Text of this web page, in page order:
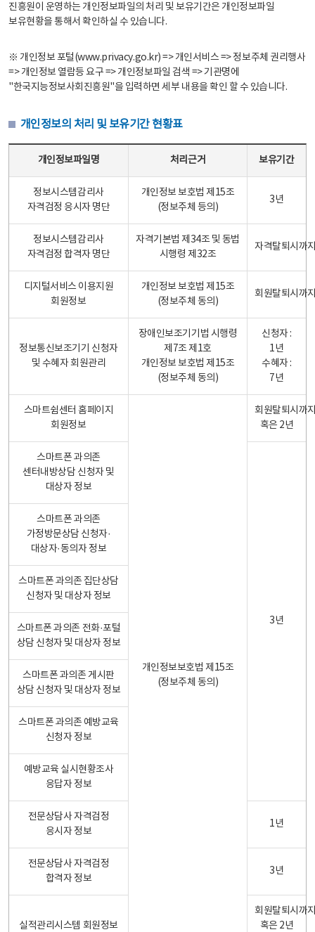
진흥원이 운영하는 개인정보파일의 처리 및 보유기간은 개인정보파일
보유현황을 통해서 확인하실 수 있습니다.
※ 개인정보 포털(www.privacy.go.kr) => 개인서비스 => 정보주체 권리행사
=> 개인정보 열람등 요구 => 개인정보파일 검색 => 기관명에
"한국지능정보사회진흥원"을 입력하면 세부 내용을 확인 할 수 있습니다.
개인정보의 처리 및 보유기간 현황표
개인정보파일명 처리근거 보유기간
정보시스템감리사
자격검정 응시자 명단
개인정보 보호법 제15조
(정보주체 등의)
3년
정보시스템감리사
자격검정 합격자 명단
자격기본법 제34조 및 동법
시행령 제32조
자격탈퇴시까
디지털서비스 이용지원
회원정보
개인정보 보호법 제15조
(정보주체 동의)
회원탈퇴시까
정보통신보조기기 신청자
및 수혜자 회원관리
장애인보조기기법 시행령
제7조 제1호
개인정보 보호법 제15조
(정보주체 동의)
신청자 :
1년
수혜자 :
7년
스마트쉼센터 홈페이지
회원정보
개인정보보호법 제15조
(정보주체 동의)
회원탈퇴시까
혹은 2년
스마트폰 과의존
센터내방상담 신청자 및
대상자 정보
3년
스마트폰 과의존
가정방문상담 신청자·
대상자·동의자 정보
스마트폰 과의존 집단상담
신청자 및 대상자 정보
스마트폰 과의존 전화·포털
상담 신청자 및 대상자 정보
스마트폰 과의존 게시판
상담 신청자 및 대상자 정보
스마트폰 과의존 예방교육
신청자 정보
예방교육 실시현황조사
응답자 정보
전문상담사 자격검정
응시자 정보
1년
전문상담사 자격검정
합격자 정보
3년
실적관리시스템 회원정보
회원탈퇴시까
혹은 2년